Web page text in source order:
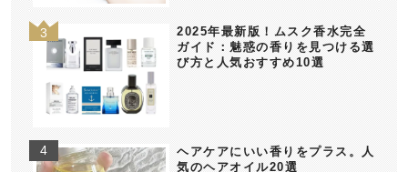
2025年最新版！ムスク香水完全
ガイド：魅惑の香りを見つける選
び方と人気おすすめ10選
ヘアケアにいい香りをプラス。人
気のヘアオイル20選